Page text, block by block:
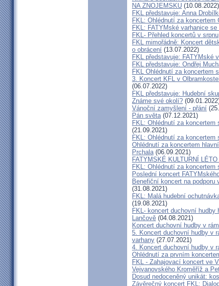
NA ZNOJEMSKU (10.08.2022)
FKL představuje: Anna
FKL: Ohlédnutí za koncertem
FKL: FATYMské varhanice
FKL- Přehled koncertů v srpnu
FKL mimořádně: Koncert
o obrácení (13.07.2022)
FKL představuje: FATYMské
FKL představuje: Ondřej
FKL Ohlédnutí za koncertem
3. Koncert KFL v
(06.07.2022)
FKL představuje: Hudební
Známe své okolí?
Vánoční zamyšlení - přání
Pán světa(07.12.2021)
FKL: Ohlédnutí za koncertem
(21.09.2021)
FKL: Ohlédnutí za
Ohlédnutí za koncertem
Prchala(06.09.2021)
FATYMSKÉ KULTURNÍ
FKL: Ohlédnutí za
Poslední koncert
Benefiční koncert na podporu
(31.08.2021)
FKL: Malá hudební
(19.08.2021)
FKL- koncert duchovní
Lančově (04.08.2021)
Koncert duchovní hudby v
5. Koncert duchovní hudby v
varhany (27.07.2021)
4. Koncert duchovní hudby v
Ohlédnutí za prvním
FKL - Zahajovací koncert ve
Vejvanovského Kroměříž a
Dosud nedoceněný unikát:
Závěrečný koncert FKL: